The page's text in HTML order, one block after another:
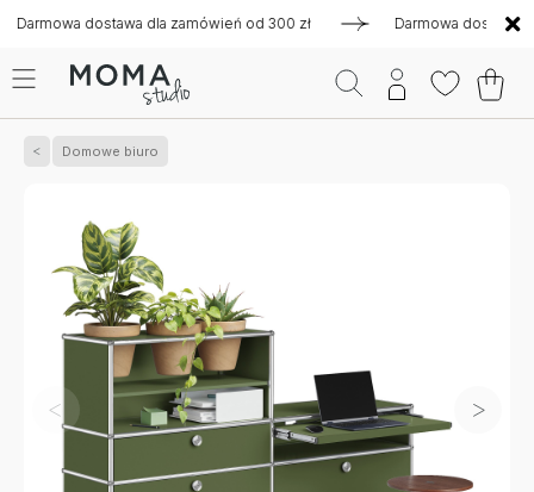
dostawa dla zamówień od 300 zł Darmowa dostawa dla
Domowe biuro